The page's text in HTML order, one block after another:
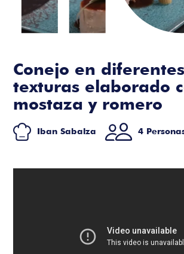
Conejo en diferentes
texturas elaborado
mostaza y romero
Iban Sabalza 4